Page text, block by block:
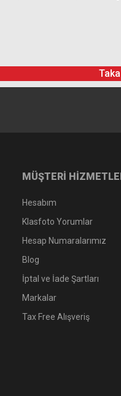
MÜŞTERİ
Hesabım
Klasfoto Yorumlar
Hesap Numaralarımız
Blog
İptal ve İade Şartları
Markalar
Tax Free Alışveriş